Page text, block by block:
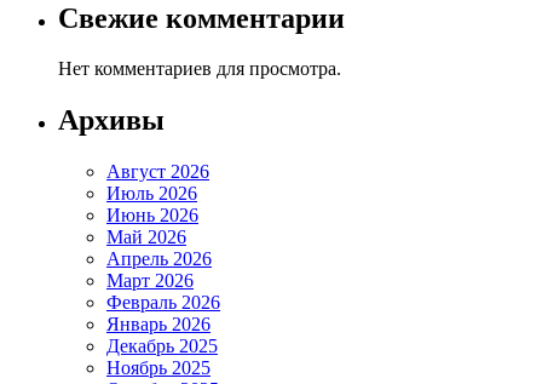
Свежие комментарии
Нет комментариев для просмотра.
Архивы
Август 2026
Июль 2026
Июнь 2026
Май 2026
Апрель 2026
Март 2026
Февраль 2026
Январь 2026
Декабрь 2025
Ноябрь 2025